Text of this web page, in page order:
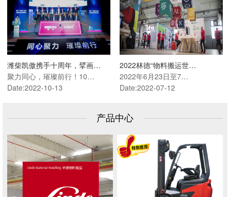
潍柴凯傲携手十周年，擘画…
聚力同心，璀璨前行！10…
Date:2022-10-13
2022林德“物料搬运世…
2022年6月23日至7…
Date:2022-07-12
产品中心